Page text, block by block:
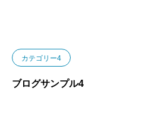
カテゴリー4
ブログサンプル4